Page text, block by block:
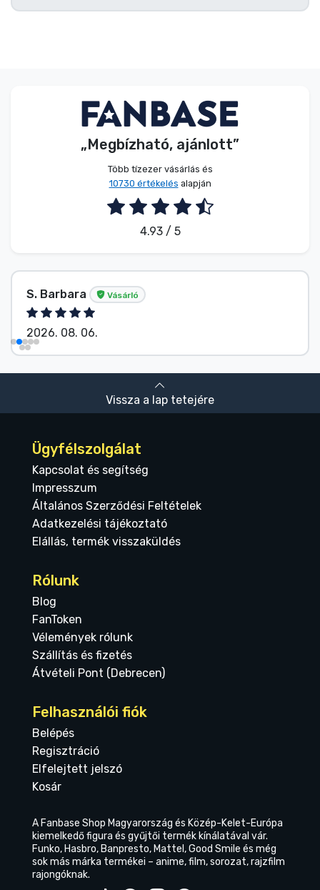
„Megbízható, ajánlott”
Több tízezer vásárlás és
10730 értékelés alapján
4.93 / 5
S. Barbara Vásárló
2026. 08. 06.
Vissza a lap tetejére
Ügyfélszolgálat
Kapcsolat és segítség
Impresszum
Általános Szerződési Feltételek
Adatkezelési tájékoztató
Elállás, termék visszaküldés
Rólunk
Blog
FanToken
Vélemények rólunk
Szállítás és fizetés
Átvételi Pont (Debrecen)
Felhasználói fiók
Belépés
Regisztráció
Elfelejtett jelszó
Kosár
A Fanbase Shop Magyarország és Közép-Kelet-Európa
kiemelkedő figura és gyűjtői termék kínálatával vár.
Funko, Hasbro, Banpresto, Mattel, Good Smile és még
sok más márka termékei – anime, film, sorozat, rajzfilm
rajongóknak.